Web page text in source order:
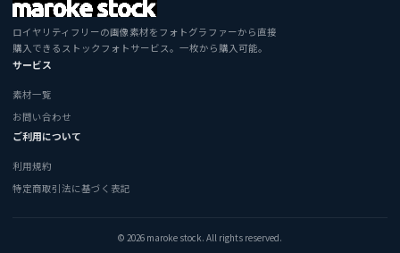
ロイヤリティフリーの画像素材をフォトグラファーから直接
購入できるストックフォトサービス。一枚から購入可能。
サービス
素材一覧
お問い合わせ
ご利用について
利用規約
特定商取引法に基づく表記
© 2026 maroke stock. All rights reserved.